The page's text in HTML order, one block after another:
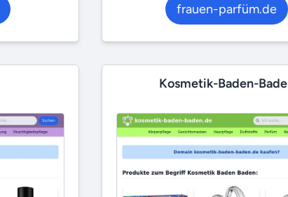
frauen-parfüm.de
Kosmetik-Baden-